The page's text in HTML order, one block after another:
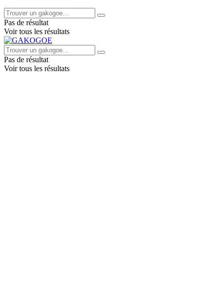
Pas de résultat
Voir tous les résultats
Pas de résultat
Voir tous les résultats